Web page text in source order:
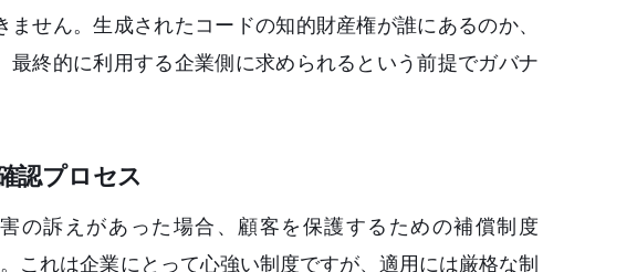
せん。生成されたコードの知的財産権が誰にあるのか、
終的に利用する企業側に求められるという前提でガバナ
認プロセス
の訴えがあった場合、顧客を保護するための補償制度
れは企業にとって心強い制度ですが、適用には厳格な制